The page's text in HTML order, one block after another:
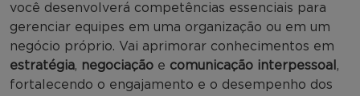
você desenvolverá competências essenciais para
gerenciar equipes em uma organização ou em um
negócio próprio. Vai aprimorar conhecimentos em
estratégia, negociação e comunicação interpessoal ,
fortalecendo o engajamento e o desempenho dos